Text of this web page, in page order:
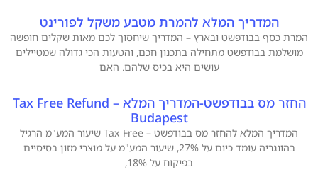
המדריך המלא להמרת מטבע משקל לפורינט
המרת כסף בבודפשט ובארץ – המדריך שיחסוך לכם מאות שקלים חופשה
מושלמת בבודפשט מתחילה בתכנון חכם, והטעות הכי גדולה שמטיילים
עושים היא בכיס שלהם. האם
החזר מס בבודפשט-המדריך המלא – Tax Free Refund
Budapest
המדריך המלא להחזר מס בבודפשט – Tax Free שיעור המע"מ הרגיל
בהונגריה עומד כיום על 27%, שיעור המע"מ על מוצרי מזון בסיסיים
בפיקוח על 18%,